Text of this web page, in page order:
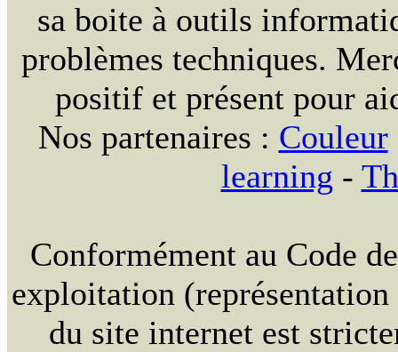
sa boite à outils
problèmes techniques.
positif et présent pour
Nos partenaires : Couleur
learning -
Conformément au Code
exploitation
du site internet est